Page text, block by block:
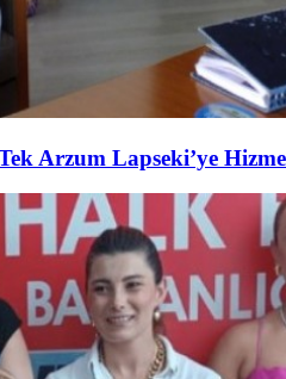
Arzum Lapseki’ye